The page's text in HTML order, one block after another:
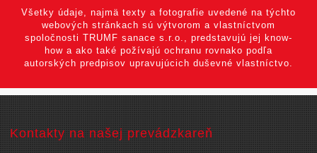
Všetky údaje, najmä texty a fotografie uvedené na týchto
webových stránkach sú výtvorom a vlastníctvom
spoločnosti TRUMF sanace s.r.o., predstavujú jej know-
how a ako také požívajú ochranu rovnako podľa
autorských predpisov upravujúcich duševné vlastníctvo.
Kontakty na našej prevádzkareň